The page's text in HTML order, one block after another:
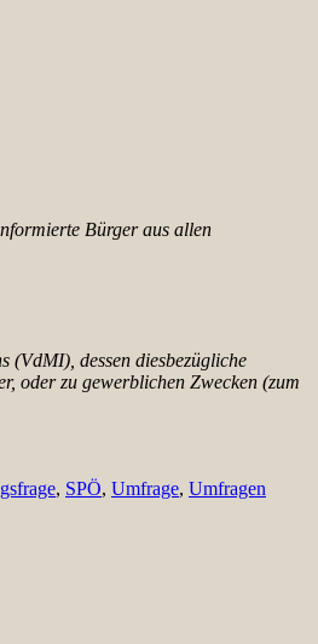
Bürger aus allen
(VdMI), dessen diesbezügliche
oder zu gewerblichen Zwecken (zum
, SPÖ, Umfrage, Umfragen